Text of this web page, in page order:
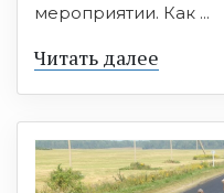
мероприятии. Как ...
Читать далее